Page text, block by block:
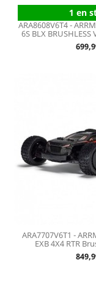
1 en
ARA8608V6T4 -
6S BLX BRUSHLESS
Prix
ARA7707V6T1 -
EXB 4X4 RTR
Prix